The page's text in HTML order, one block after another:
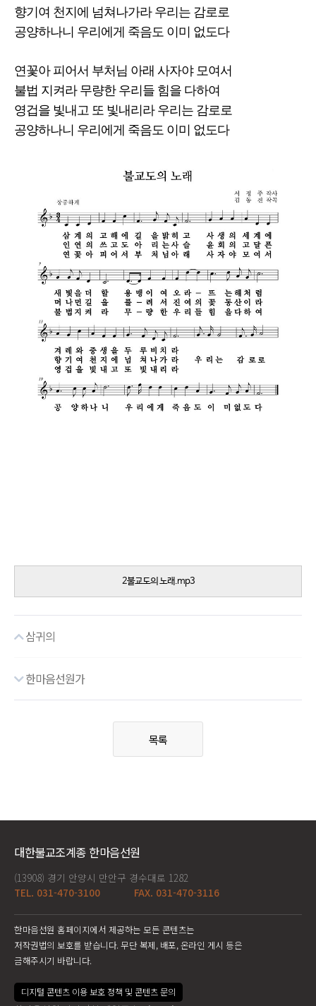
향기여 천지에 넘쳐나가라 우리는 감로로
공양하나니 우리에게 죽음도 이미 없도다
연꽃아 피어서 부처님 아래 사자야 모여서
불법 지켜라 무량한 우리들 힘을 다하여
영겁을 빛내고 또 빛내리라 우리는 감로로
공양하나니 우리에게 죽음도 이미 없도다
2불교도의 노래.mp3
삼귀의
한마음선원가
목록
대한불교조계종 한마음선원
(13908) 경기 안양시 만안구 경수대로 1282
TEL. 031-470-3100
FAX. 031-470-3116
한마음선원 홈페이지에서 제공하는 모든 콘텐츠는
저작권법의 보호를 받습니다. 무단 복제, 배포, 온라인 게시 등은
금해주시기 바랍니다.
디지털 콘텐츠 이용 보호 정책 및 콘텐츠 문의